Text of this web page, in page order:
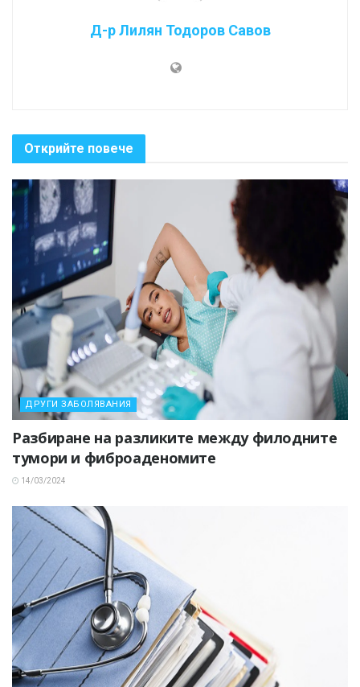
Д-р Лилян Тодоров Савов
Открийте повече
ДРУГИ ЗАБОЛЯВАНИЯ
Разбиране на разликите между филодните
тумори и фиброаденомите
14/03/2024